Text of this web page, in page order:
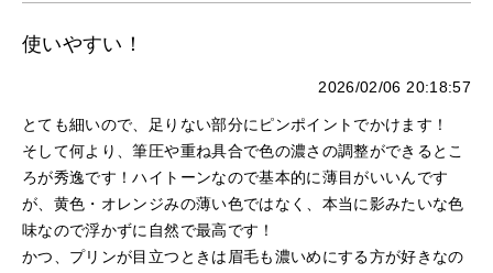
使いやすい！
2026/02/06 20:18:57
とても細いので、足りない部分にピンポイントでかけます！
そして何より、筆圧や重ね具合で色の濃さの調整ができるとこ
ろが秀逸です！ハイトーンなので基本的に薄目がいいんです
が、黄色・オレンジみの薄い色ではなく、本当に影みたいな色
味なので浮かずに自然で最高です！
かつ、プリンが目立つときは眉毛も濃いめにする方が好きなの